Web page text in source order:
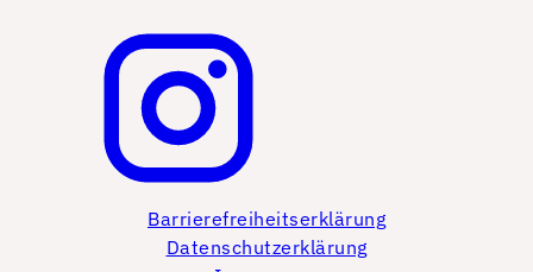
Barrierefreiheitserklärung
Datenschutzerklärung